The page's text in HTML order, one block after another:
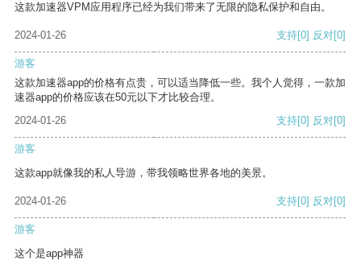
这款加速器VPM应用程序已经为我们带来了无限的隐私保护和自由。
2024-01-26 支持[0] 反对[0]
游客
这款加速器app的价格有点贵，可以适当降低一些。我个人觉得，一款加
速器app的价格应该在50元以下才比较合理。
2024-01-26
支持[0] 反对[0]
游客
这款app就像我的私人导游，带我领略世界各地的美景。
2024-01-26 支持[0] 反对[0]
游客
这个是app神器